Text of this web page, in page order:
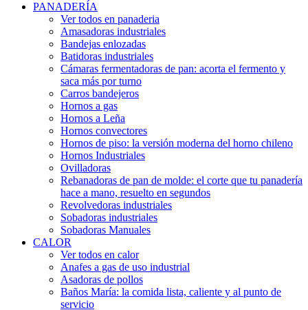
PANADERÍA
Ver todos en panaderia
Amasadoras industriales
Bandejas enlozadas
Batidoras industriales
Cámaras fermentadoras de pan: acorta el fermento y
saca más por turno
Carros bandejeros
Hornos a gas
Hornos a Leña
Hornos convectores
Hornos de piso: la versión moderna del horno chileno
Hornos Industriales
Ovilladoras
Rebanadoras de pan de molde: el corte que tu panadería
hace a mano, resuelto en segundos
Revolvedoras industriales
Sobadoras industriales
Sobadoras Manuales
CALOR
Ver todos en calor
Anafes a gas de uso industrial
Asadoras de pollos
Baños María: la comida lista, caliente y al punto de
servicio